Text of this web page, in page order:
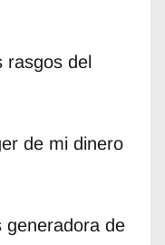
rasgos del
de mi dinero
generadora de